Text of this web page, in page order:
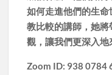
如何走進他們的生
教比較的講師，她
觀，讓我們更深入地
Zoom ID: 938 0784